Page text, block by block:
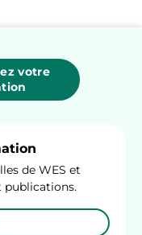
votre
de WES et
publications.